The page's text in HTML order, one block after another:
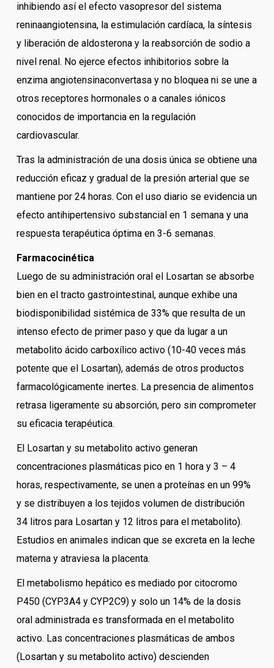
inhibiendo así el efecto vasopresor del sistema
reninaangiotensina, la estimulación cardíaca, la síntesis
y liberación de aldosterona y la reabsorción de sodio a
nivel renal. No ejerce efectos inhibitorios sobre la
enzima angiotensinaconvertasa y no bloquea ni se une a
otros receptores hormonales o a canales iónicos
conocidos de importancia en la regulación
cardiovascular.
Tras la administración de una dosis única se obtiene una
reducción eficaz y gradual de la presión arterial que se
mantiene por 24 horas. Con el uso diario se evidencia un
efecto antihipertensivo substancial en 1 semana y una
respuesta terapéutica óptima en 3-6 semanas.
Farmacocinética
Luego de su administración oral el Losartan se absorbe
bien en el tracto gastrointestinal, aunque exhibe una
biodisponibilidad sistémica de 33% que resulta de un
intenso efecto de primer paso y que da lugar a un
metabolito ácido carboxílico activo (10-40 veces más
potente que el Losartan), además de otros productos
farmacológicamente inertes. La presencia de alimentos
retrasa ligeramente su absorción, pero sin comprometer
su eficacia terapéutica.
El Losartan y su metabolito activo generan
concentraciones plasmáticas pico en 1 hora y 3 – 4
horas, respectivamente, se unen a proteínas en un 99%
y se distribuyen a los tejidos volumen de distribución
34 litros para Losartan y 12 litros para el metabolito).
Estudios en animales indican que se excreta en la leche
materna y atraviesa la placenta.
El metabolismo hepático es mediado por citocromo
P450 (CYP3A4 y CYP2C9) y solo un 14% de la dosis
oral administrada es transformada en el metabolito
activo. Las concentraciones plasmáticas de ambos
(Losartan y su metabolito activo) descienden